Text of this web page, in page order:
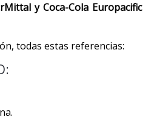
y Coca-Cola Europacific
todas estas referencias: